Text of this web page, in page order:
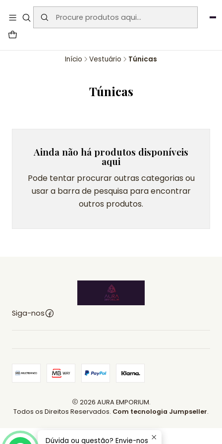
User-agent: * Allow: / Sitemap:
https://www.auraemporium.pt/sitemap.xml
Início Vestuário Túnicas
Túnicas
Ainda não há produtos disponíveis
aqui
Pode tentar procurar outras categorias ou
usar a barra de pesquisa para encontrar
outros produtos.
Siga-nos
2026 AURA EMPORIUM.
Todos os Direitos Reservados. Com tecnologia Jumpseller.
Dúvida ou questão? Envie-nos